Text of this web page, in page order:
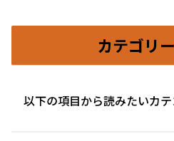
カテゴリ
以下の項目から読みたいカ